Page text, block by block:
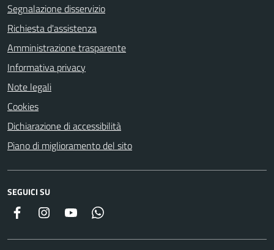
Segnalazione disservizio
Richiesta d'assistenza
Amministrazione trasparente
Informativa privacy
Note legali
Cookies
Dichiarazione di accessibilità
Piano di miglioramento del sito
SEGUICI SU
Facebook InstagramYouTube